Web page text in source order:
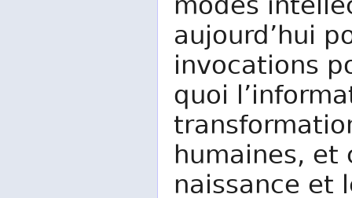
modes
aujourd’hui
invocations
quoi
humaines,
naissance et